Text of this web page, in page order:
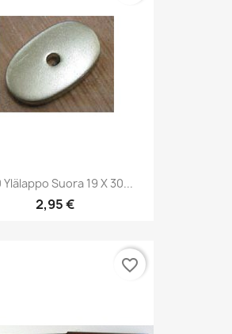
Ylälappo Suora 19 X 30...
2,95 €
favorite_border